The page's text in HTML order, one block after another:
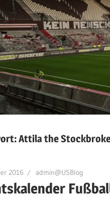
Attila the
2016 admin@USBlog